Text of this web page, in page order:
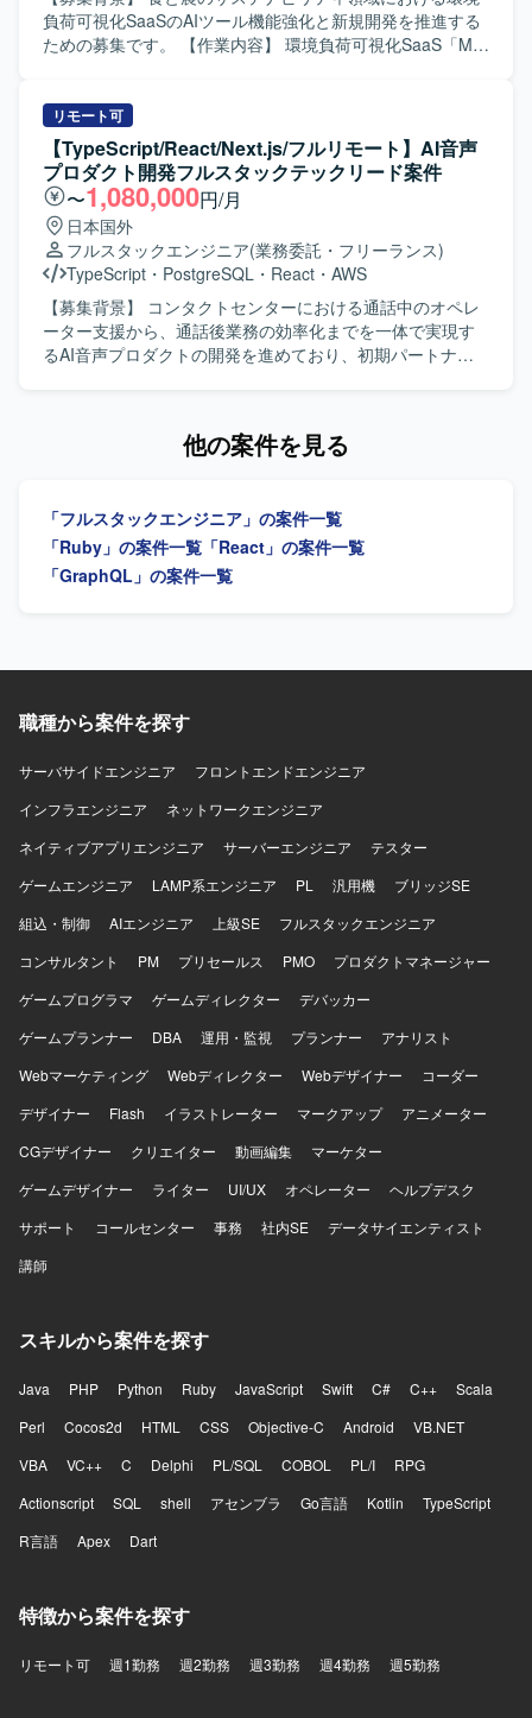
アーキテクチャ選定やパフォーマンス改善などの技術的な
判断において、自ら根拠を持って意思決定し、若手メンバ
長期的に参画いただける方を求めております。複数のエン
ジニア、PdM、デザイナーと密に協働しながら開発を進め
る環境のため、コラボレーションとコミュニケーションを
大切にし、自発的に周囲と連携しながら課題解決に取り組
める方にマッチいたします。 明確なアーキテクチャが存在
しない状況でも、業務の背景や全体像を把握したうえで自
ら考えて推進できる方や、各案件について表層的な機能理
解にとどまらず、用いられている技術や直面した課題、そ
の対応策といった思考プロセスまで踏み込んで考えられる
方を歓迎いたします。 【ポジションの魅力】 グロース型の
小規模案件が多く、事業やプロダクトへの理解を深めなが
した経験を積むことができ、アーキテクチャ選定やパフォ
通じて、技術的リードやチームビルディングのスキルも磨
いていただけます。 【開発環境】 バックエンドはRuby、
Ruby on Railsを中心とし、フロントエンドには
TypeScript、React.js、Jest、CodeceptJS、Playwright、
データベースはMySQL、Redis、Elasticsearchを利用し、
Nginxを用いた構成となっております。開発フローでは
Datadog、Fluentd、BigQuery、Redashなどによるモニタ
リングやデータ分析の仕組みが整っております。
負荷可視化SaaSのAIツール機能強化と新規開発を推進する
ための募集です。 【作業内容】 環境負荷可視化SaaS「My
Ruby on RailsおよびVue.jsを用いた自社プロダクト・AIツ
ールのフロントエンドおよびバックエンド開発を担当し、
クライアントの声を直接反映させる形で商品の改良設計を
進めていただきます。GCP（Vertex AI等）やAIコーディン
グツールを組み合わせた先進的なAI機能の実装に携わり、3
～5人程度のチームでアジャイルな機能開発およびコード管
理・プロジェクト推進を行っていただきます。要件定義か
ら基本設計、詳細設計、実装、テスト、運用・保守、プロ
ダクト改良まで一貫して関わっていただきます。 【求める
人物像】 システム全体の設計や仕組みづくり、アーキテク
チャの選定に主体的に挑戦したい方を求めています。新し
味・関心をお持ちの方を歓迎いたします。 【ポジションの
ことができます。スタートアップならではのスピード感の
中で、クライアントの声を直接プロダクトに反映させる経
験を積むことができ、GCP（Vertex AI等）や最新のAIコー
ディングツールを活用した先進的な開発に携わることがで
SES, WAF, S3等）およびGCP（Vertex AIなど）を組み合わ
せ、CIにはCircleCIを利用しています。開発ツールとして
Meet、AIコーディングツールとしてVisual Studio Code,
Cursor, Claude Code, Gemini CLIを使用しています。
リモート可
【TypeScript/React/Next.js/フルリモート】AI音声
プロダクト開発フルスタックテックリード案件
〜1,080,000円/月
日本国外
フルスタックエンジニア(業務委託・フリーランス)
TypeScript ・ PostgreSQL ・ React ・ AWS
【募集背景】 コンタクトセンターにおける通話中のオペレ
ーター支援から、通話後業務の効率化までを一体で実現す
るAI音声プロダクトの開発を進めており、初期パートナー
トエンドとバックエンドを横断して設計・実装を担いなが
業内容】 AI音声プロダクトにおけるフロントエンドおよび
バックエンドの設計・開発・運用を行っていただきます。
TypeScriptを中心としたWebアプリケーションの機能開発
や、通話中支援、通話後処理、ナレッジ活用に関する機能
マネージャーやプロジェクトマネージャーとの要件整理・
仕様検討、アーキテクチャ設計や技術選定、リファクタリ
ビューや設計レビューによる開発品質の向上、開発プロセ
スやチーム内の役割分担、情報共有方法の改善、チームメ
発をリードしていただきます。 【求める人物像】 マネジメ
ントだけではなく自ら設計・実装を行いながらチームをリ
ードできる方を求めています。フロントエンドとバックエ
ンドの領域を限定せず、プロダクト全体の課題に向き合え
や事業上の優先順位を踏まえて判断できる方、不具合や個
別要望への対応をプロダクトの改善につなげられる方を歓
者を巻き込みながら開発を進められる方、プロダクトマネ
ージャーやプロジェクトマネージャーと建設的に議論でき
る方、チームメンバーの経験や強みを尊重しつつ技術的な
支援やナレッジ共有ができる方にご参画いただきたいと考
な改善に取り組める方を期待しています。 【ポジションの
魅力】 AI音声プロダクトを実際のコンタクトセンターへ導
トを改善していくフェーズに携わることができます。決め
られた仕様を実装するだけではなく、顧客環境で発生して
いる課題を整理し、プロダクトとして再利用可能な機能や
能の改善と新規機能開発を両立する中で、開発優先順位や
アーキテクチャ、チームの進め方そのものを見直していく
ンドを横断して手を動かしながら、将来的にはテックリー
ドとして技術面だけでなくチームの開発推進にも関与で
業務の効率化など、音声と生成AIを組み合わせた難易度の
高いプロダクト開発に挑戦できます。 【開発環境】 フロン
トエンドはReact、Next.js、Chrome Extensionを用いてお
り、バックエンドはTypeScript、Hono、Drizzle、Pythonを
す。CI/CDにはGitHub Actionsを用い、監視はDatadogを利
を活用しています。
他の案件を見る
「フルスタックエンジニア」の案件一覧
「Ruby」の案件一覧 「React」の案件一覧
「GraphQL」の案件一覧
職種から案件を探す
サーバサイドエンジニア
フロントエンドエンジニア
インフラエンジニア
ネットワークエンジニア
ネイティブアプリエンジニア
サーバーエンジニア
テスター
ゲームエンジニア
LAMP系エンジニア PL 汎用機
ブリッジSE
組込・制御
AIエンジニア 上級SE
フルスタックエンジニア
コンサルタント
PM プリセールス PMO
プロダクトマネージャー
ゲームプログラマ
ゲームディレクター
デバッカー
ゲームプランナー
DBA 運用・監視 プランナー
アナリスト
Webマーケティング
Webディレクター Webデザイナー
コーダー
デザイナー
Flash イラストレーター マークアップ
アニメーター
CGデザイナー
クリエイター 動画編集
マーケター
ゲームデザイナー
ライター UI/UX オペレーター
ヘルプデスク
サポート
コールセンター 事務 社内SE
データサイエンティスト
講師
スキルから案件を探す
Java PHP Python Ruby JavaScript Swift C# C++
Scala
Perl
Cocos2d HTML CSS Objective-C Android
VB.NET
VBA
VC++ C Delphi PL/SQL COBOL PL/I
RPG
Actionscript
SQL shell アセンブラ Go言語 Kotlin
TypeScript
R言語
Apex Dart
特徴から案件を探す
リモート可 週1勤務 週2勤務 週3勤務 週4勤務 週5勤務